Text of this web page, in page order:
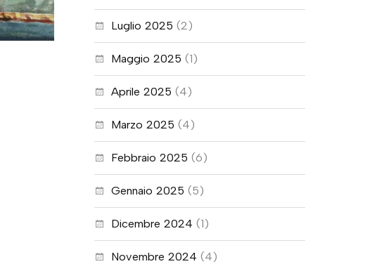
Luglio 2025 (2)
Maggio 2025 (1)
Aprile 2025 (4)
Marzo 2025 (4)
Febbraio 2025 (6)
Gennaio 2025 (5)
Dicembre 2024 (1)
Novembre 2024 (4)